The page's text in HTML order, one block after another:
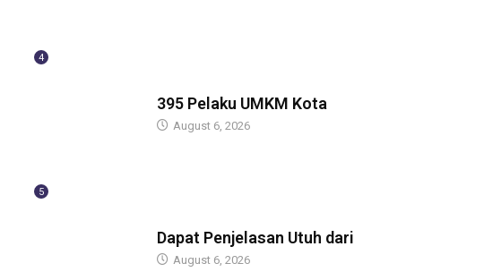
4
395 Pelaku UMKM Kota
August 6, 2026
5
Dapat Penjelasan Utuh dari
August 6, 2026